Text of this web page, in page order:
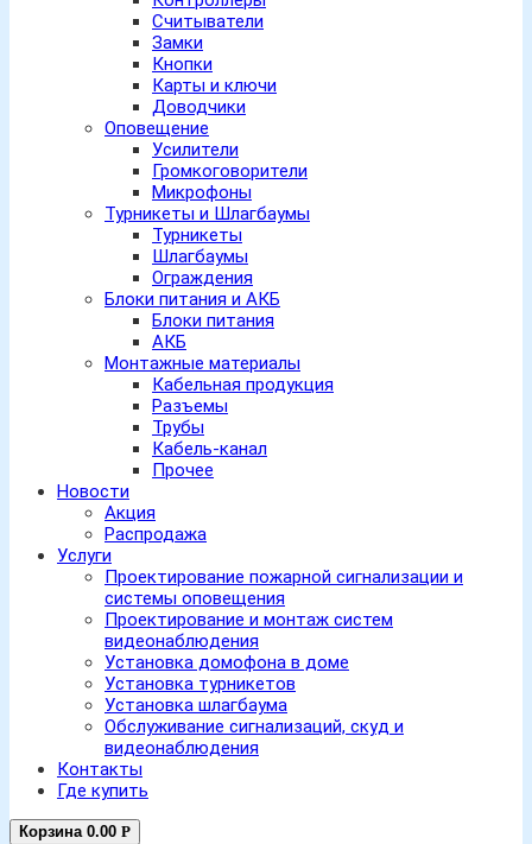
Считыватели
Замки
Кнопки
Карты и ключи
Доводчики
Оповещение
Усилители
Громкоговорители
Микрофоны
Турникеты и Шлагбаумы
Турникеты
Шлагбаумы
Ограждения
Блоки питания и АКБ
Блоки питания
АКБ
Монтажные материалы
Кабельная продукция
Разъемы
Трубы
Кабель-канал
Прочее
Новости
Акция
Распродажа
Услуги
Проектирование пожарной сигнализации и
системы оповещения
Проектирование и монтаж систем
видеонаблюдения
Установка домофона в доме
Установка турникетов
Установка шлагбаума
Обслуживание сигнализаций, скуд и
видеонаблюдения
Контакты
Где купить
Корзина 0.00 Р